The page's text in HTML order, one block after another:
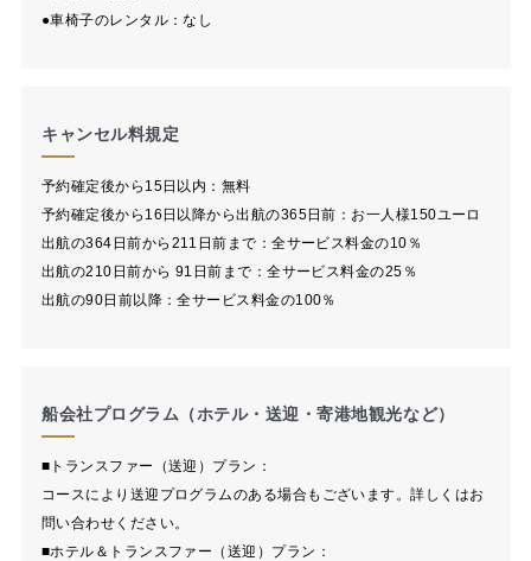
●車椅子のレンタル：なし
キャンセル料規定
予約確定後から15日以内：無料
予約確定後から16日以降から出航の365日前：お一人様150ユーロ
出航の364日前から211日前まで：全サービス料金の10％
出航の210日前から 91日前まで：全サービス料金の25％
出航の90日前以降：全サービス料金の100％
船会社プログラム（ホテル・送迎・寄港地観光など）
■トランスファー（送迎）プラン：
コースにより送迎プログラムのある場合もございます。詳しくはお
問い合わせください。
■ホテル＆トランスファー（送迎）プラン：